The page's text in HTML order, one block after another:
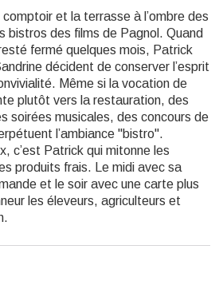
comptoir et la terrasse à l’ombre des
bistros des films de Pagnol. Quand
fermé quelques mois, Patrick
décident de conserver l’esprit
Même si la vocation de
plutôt vers la restauration, des
soirées musicales, des concours de
l’ambiance "bistro".
c’est Patrick qui mitonne les
produits frais. Le midi avec sa
et le soir avec une carte plus
les éleveurs, agriculteurs et